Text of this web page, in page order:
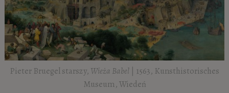
Pieter Bruegel starszy, Wieża Babel | 1563, Kunsthistorisches
Museum, Wiedeń